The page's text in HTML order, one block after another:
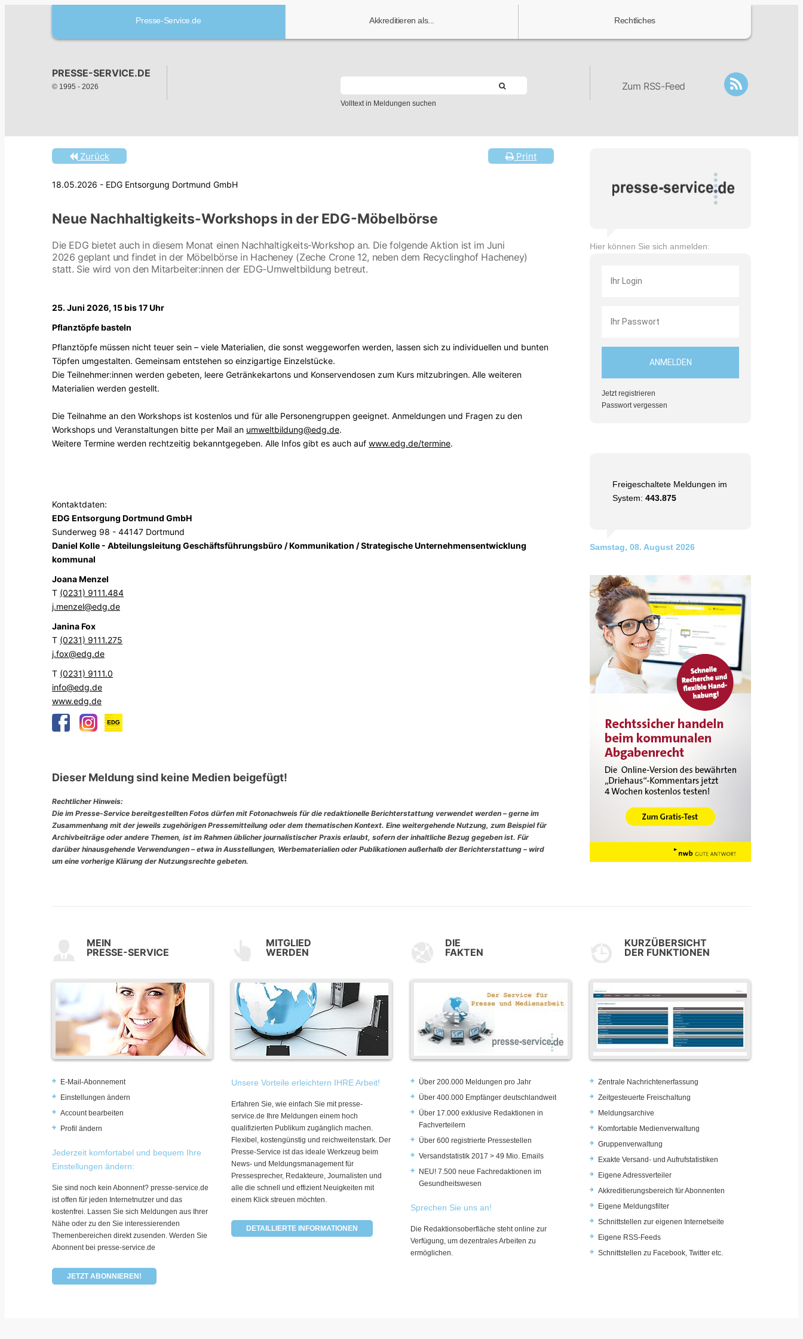
Presse-Service.de Akkreditieren als... Rechtliches
PRESSE-SERVICE.DE
© 1995 - 2026
Volltext in Meldungen suchen
Zum RSS-Feed
Print
Zurück
18.05.2026 - EDG Entsorgung Dortmund GmbH
Neue Nachhaltigkeits-Workshops in der EDG-Möbelbörse
Die EDG bietet auch in diesem Monat einen Nachhaltigkeits-Workshop an. Die folgende Aktion ist im Juni
2026 geplant und findet in der Möbelbörse in Hacheney (Zeche Crone 12, neben dem Recyclinghof Hacheney)
statt. Sie wird von den Mitarbeiter:innen der EDG-Umweltbildung betreut.
25. Juni 2026, 15 bis 17 Uhr
Pflanztöpfe basteln
Pflanztöpfe müssen nicht teuer sein – viele Materialien, die sonst weggeworfen werden, lassen sich zu individuellen und bunten
Töpfen umgestalten. Gemeinsam entstehen so einzigartige Einzelstücke.
Die Teilnehmer:innen werden gebeten, leere Getränkekartons und Konservendosen zum Kurs mitzubringen. Alle weiteren
Materialien werden gestellt.
Die Teilnahme an den Workshops ist kostenlos und für alle Personengruppen geeignet. Anmeldungen und Fragen zu den
Workshops und Veranstaltungen bitte per Mail an umweltbildung@edg.de.
Weitere Termine werden rechtzeitig bekanntgegeben. Alle Infos gibt es auch auf www.edg.de/termine.
Kontaktdaten:
EDG Entsorgung Dortmund GmbH
Sunderweg 98 - 44147 Dortmund
Daniel Kolle - Abteilungsleitung Geschäftsführungsbüro / Kommunikation / Strategische Unternehmensentwicklung
kommunal
Joana Menzel
T (0231) 9111.484
j.menzel@edg.de
Janina Fox
T (0231) 9111.275
j.fox@edg.de
T (0231) 9111.0
info@edg.de
www.edg.de
Dieser Meldung sind keine Medien beigefügt!
Rechtlicher Hinweis:
Die im Presse-Service bereitgestellten Fotos dürfen mit Fotonachweis für die redaktionelle Berichterstattung verwendet werden – gerne im
Zusammenhang mit der jeweils zugehörigen Pressemitteilung oder dem thematischen Kontext. Eine weitergehende Nutzung, zum Beispiel für
Archivbeiträge oder andere Themen, ist im Rahmen üblicher journalistischer Praxis erlaubt, sofern der inhaltliche Bezug gegeben ist. Für
darüber hinausgehende Verwendungen – etwa in Ausstellungen, Werbematerialien oder Publikationen außerhalb der Berichterstattung – wird
um eine vorherige Klärung der Nutzungsrechte gebeten.
Hier können Sie sich anmelden:
Jetzt registrieren
Passwort vergessen
Freigeschaltete Meldungen im
System: 443.875
Samstag, 08. August 2026
MEIN
PRESSE-SERVICE
E-Mail-Abonnement
Einstellungen ändern
Account bearbeiten
Profil ändern
Jederzeit komfortabel und bequem Ihre
Einstellungen ändern:
Sie sind noch kein Abonnent? presse-service.de
ist offen für jeden Internetnutzer und das
kostenfrei. Lassen Sie sich Meldungen aus Ihrer
Nähe oder zu den Sie interessierenden
Themenbereichen direkt zusenden. Werden Sie
Abonnent bei presse-service.de
JETZT ABONNIEREN!
MITGLIED
WERDEN
Unsere Vorteile erleichtern IHRE Arbeit!
Erfahren Sie, wie einfach Sie mit presse-
service.de Ihre Meldungen einem hoch
qualifizierten Publikum zugänglich machen.
Flexibel, kostengünstig und reichweitenstark. Der
Presse-Service ist das ideale Werkzeug beim
News- und Meldungsmanagement für
Pressesprecher, Redakteure, Journalisten und
alle die schnell und effizient Neuigkeiten mit
einem Klick streuen möchten.
DETAILLIERTE INFORMATIONEN
DIE
FAKTEN
Über 200.000 Meldungen pro Jahr
Über 400.000 Empfänger deutschlandweit
Über 17.000 exklusive Redaktionen in
Fachverteilern
Über 600 registrierte Pressestellen
Versandstatistik 2017 > 49 Mio. Emails
NEU! 7.500 neue Fachredaktionen im
Gesundheitswesen
Sprechen Sie uns an!
Die Redaktionsoberfläche steht online zur
Verfügung, um dezentrales Arbeiten zu
ermöglichen.
KURZÜBERSICHT
DER FUNKTIONEN
Zentrale Nachrichtenerfassung
Zeitgesteuerte Freischaltung
Meldungsarchive
Komfortable Medienverwaltung
Gruppenverwaltung
Exakte Versand- und Aufrufstatistiken
Eigene Adressverteiler
Akkreditierungsbereich für Abonnenten
Eigene Meldungsfilter
Schnittstellen zur eigenen Internetseite
Eigene RSS-Feeds
Schnittstellen zu Facebook, Twitter etc.